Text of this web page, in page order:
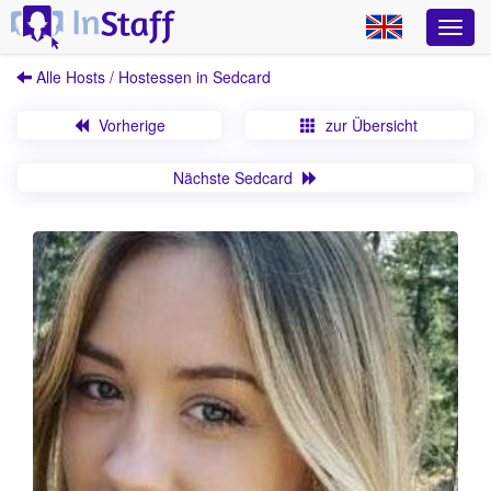
Alle Hosts / Hostessen in Sedcard
Vorherige zur Übersicht
Nächste Sedcard